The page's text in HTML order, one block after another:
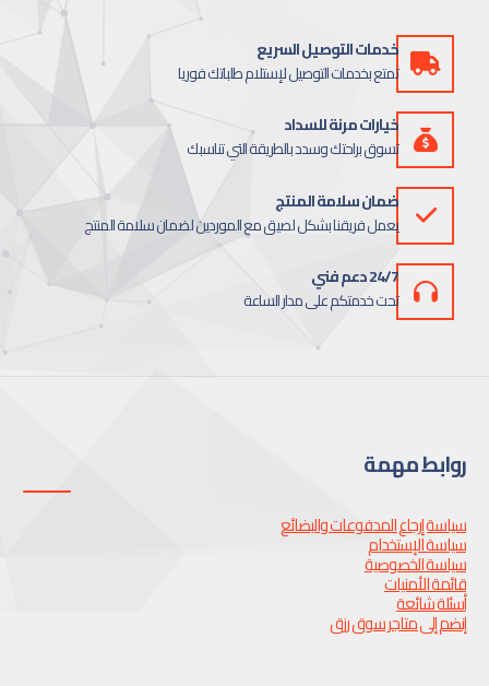
خدمات التوصيل السريع
تمتع بخدمات التوصيل لإستلام طلباتك فوريا
خيارات مرنة للسداد
تسوق براحتك وسدد بالطريقة التي تناسبك
ضمان سلامة المنتج
يعمل فريقنا بشكل لصيق مع الموردين لضمان سلامة المنتج
24/7 دعم فني
تحت خدمتكم على مدار الساعة
روابط مهمة
سياسة إرجاع المدفوعات والبضائع
سياسة الإستخدام
سياسة الخصوصية
قائمة الأمنيات
أسئلة شائعة
إنضم إلى متاجر سوق رزق